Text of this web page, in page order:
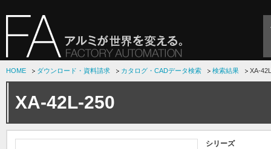
HOME ダウンロード・資料請求 カタログ・CADデータ検索 検索結果 XA-
XA-42L-250
シリーズ